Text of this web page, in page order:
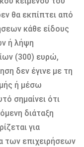
θα εκπίπτει από
κάθε είδους
ή λήψη
(300) ευρώ,
δεν έγινε με τη
ή μέσω
σημαίνει ότι
διάταξη
για
των επιχειρήσεων